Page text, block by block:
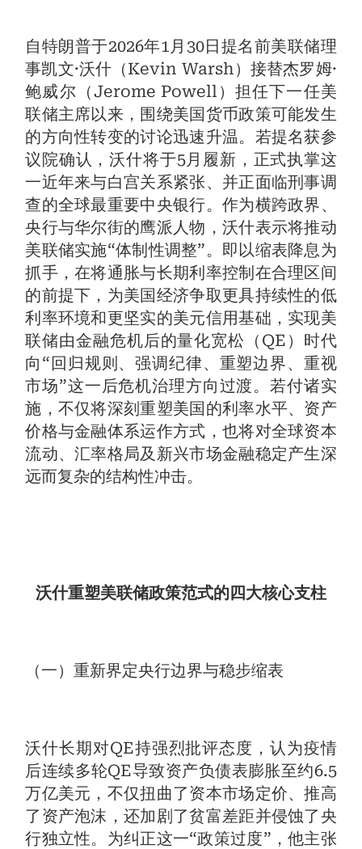
自特朗普于2026年1月30日提名前美联储理
事凯文·沃什（Kevin Warsh）接替杰罗姆·
鲍威尔（Jerome Powell）担任下一任美
联储主席以来，围绕美国货币政策可能发生
的方向性转变的讨论迅速升温。若提名获参
议院确认，沃什将于5月履新，正式执掌这
一近年来与白宫关系紧张、并正面临刑事调
查的全球最重要中央银行。作为横跨政界、
央行与华尔街的鹰派人物，沃什表示将推动
美联储实施“体制性调整”。即以缩表降息为
抓手，在将通胀与长期利率控制在合理区间
的前提下，为美国经济争取更具持续性的低
利率环境和更坚实的美元信用基础，实现美
联储由金融危机后的量化宽松（QE）时代
向“回归规则、强调纪律、重塑边界、重视
市场”这一后危机治理方向过渡。若付诸实
施，不仅将深刻重塑美国的利率水平、资产
价格与金融体系运作方式，也将对全球资本
流动、汇率格局及新兴市场金融稳定产生深
远而复杂的结构性冲击。
沃什重塑美联储政策范式的四大核心支柱
（一）重新界定央行边界与稳步缩表
沃什长期对QE持强烈批评态度，认为疫情
后连续多轮QE导致资产负债表膨胀至约6.5
万亿美元，不仅扭曲了资本市场定价、推高
了资产泡沫，还加剧了贫富差距并侵蚀了央
行独立性。为纠正这一“政策过度”，他主张